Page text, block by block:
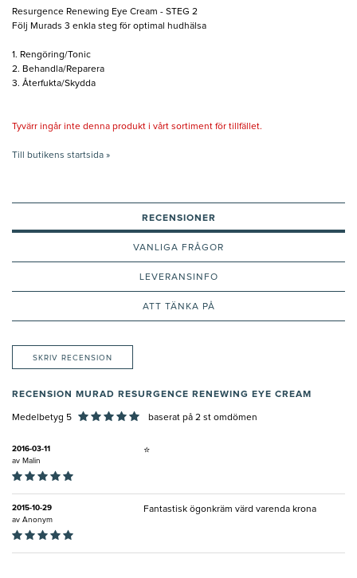
Resurgence Renewing Eye Cream - STEG 2
Följ Murads 3 enkla steg för optimal hudhälsa
1. Rengöring/Tonic
2. Behandla/Reparera
3. Återfukta/Skydda
Tyvärr ingår inte denna produkt i vårt sortiment för tillfället.
Till butikens startsida »
RECENSIONER
VANLIGA FRÅGOR
LEVERANSINFO
ATT TÄNKA PÅ
SKRIV RECENSION
RECENSION MURAD RESURGENCE RENEWING EYE CREAM
Medelbetyg 5 baserat på 2 st omdömen
2016-03-11
av Malin
⭐️
2015-10-29
av Anonym
Fantastisk ögonkräm värd varenda krona